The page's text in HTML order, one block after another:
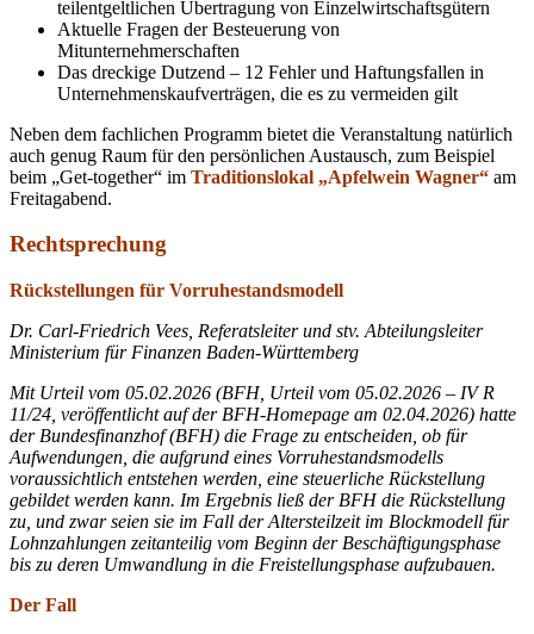
teilentgeltlichen Übertragung von Einzelwirtschaftsgütern
Aktuelle Fragen der Besteuerung von
Mitunternehmerschaften
Das dreckige Dutzend – 12 Fehler und Haftungsfallen in
Unternehmenskaufverträgen, die es zu vermeiden gilt
Neben dem fachlichen Programm bietet die Veranstaltung natürlich
auch genug Raum für den persönlichen Austausch, zum Beispiel
beim „Get-together“ im Traditionslokal „Apfelwein Wagner“ am
Freitagabend.
Rechtsprechung
Rückstellungen für Vorruhestandsmodell
Dr. Carl-Friedrich Vees, Referatsleiter und stv. Abteilungsleiter
Ministerium für Finanzen Baden-Württemberg
Mit Urteil vom 05.02.2026 (BFH, Urteil vom 05.02.2026 – IV R
11/24, veröffentlicht auf der BFH-Homepage am 02.04.2026) hatte
der Bundesfinanzhof (BFH) die Frage zu entscheiden, ob für
Aufwendungen, die aufgrund eines Vorruhestandsmodells
voraussichtlich entstehen werden, eine steuerliche Rückstellung
gebildet werden kann. Im Ergebnis ließ der BFH die Rückstellung
zu, und zwar seien sie im Fall der Altersteilzeit im Blockmodell für
Lohnzahlungen zeitanteilig vom Beginn der Beschäftigungsphase
bis zu deren Umwandlung in die Freistellungsphase aufzubauen.
Der Fall